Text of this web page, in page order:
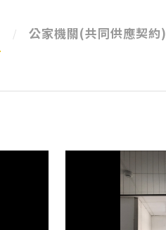
公家機關(共同供應契約)